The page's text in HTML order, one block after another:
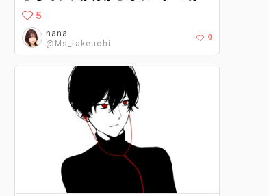
ヘアメイクに聞くヘアメイクアップ
アーティストへの道〜
5
nana
@Ms_takeuchi
9